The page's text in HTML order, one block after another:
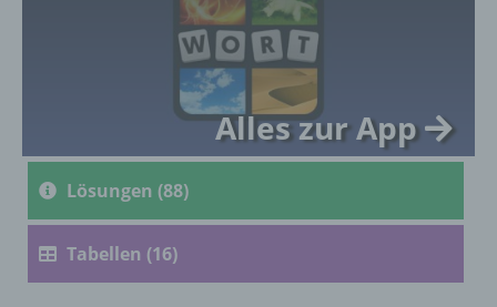
Alles zur App
Lösungen (88)
Tabellen (16)
c) Verarbeitung
Verarbeitung ist jeder mit oder ohne Hilfe
automatisierter Verfahren ausgeführte
Vorgang oder jede solche Vorgangsreihe im
Zusammenhang mit personenbezogenen
Daten wie das Erheben, das Erfassen, die
Auslesen, das Abfragen, die Verwendung,
die Offenlegung durch Übermittlung,